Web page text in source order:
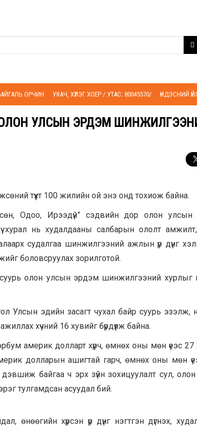
ОРЧИН УЯАЧ, ХҮЛЭГ ХОЁР / УТАС: 80045570/ ҮНДЭСНИЙ
УЛСЫН ЭРДЭМ
түүхт 100 жилийн ой энэ онд тохиож байна.
Одоо, Ирээдүй” сэдвийн дор олон
нь худалдааны салбарын ололт амжилт,
судалгаа шинжилгээний ажлын үр дүнг
боловсруулах зорилготой.
олон улсын эрдэм шинжилгээний хурлыг
Улсын эдийн засагт чухал байр суурь эзэлж,
хүчний 16 хувийг бүрдүүлж байна.
америк долларт хүрч, өмнөх оны мөн үеэс 27
долларын ашигтай гарч, өмнөх оны мөн
байгаа ч эрх зүйн зохицуулалт сул,
тулгамдсан асуудал бий.
өнөөгийн хүрсэн үр дүнг нэгтгэн дүгнэх,